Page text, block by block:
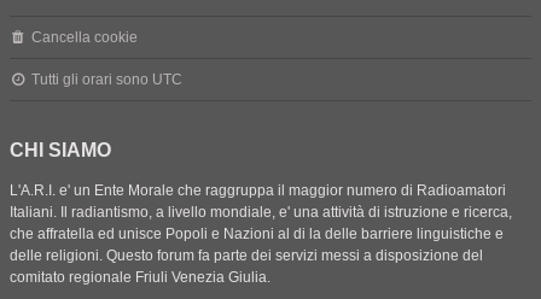
Cancella cookie
Tutti gli orari sono UTC
CHI SIAMO
L'A.R.I. e' un Ente Morale che raggruppa il maggior numero di Radioamatori
Italiani. Il radiantismo, a livello mondiale, e' una attività di istruzione e ricerca,
che affratella ed unisce Popoli e Nazioni al di la delle barriere linguistiche e
delle religioni. Questo forum fa parte dei servizi messi a disposizione del
comitato regionale Friuli Venezia Giulia.